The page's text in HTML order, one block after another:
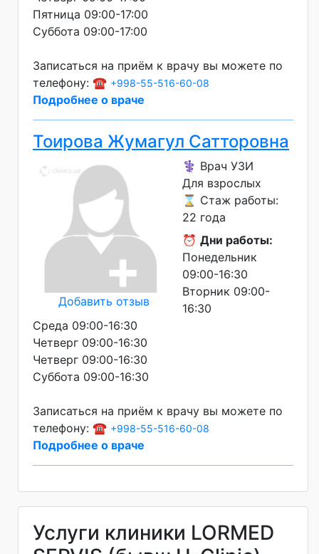
Пятница 09:00-17:00
Суббота 09:00-17:00
Записаться на приём к врачу вы можете по
телефону: ☎️ +998-55-516-60-08
Подробнее о враче
Тоирова Жумагул Сатторовна
Добавить отзыв
⚕️ Врач УЗИ
Для взрослых
⌛ Стаж работы:
22 года
⏰ Дни работы:
Понедельник
09:00-16:30
Вторник 09:00-
16:30
Среда 09:00-16:30
Четверг 09:00-16:30
Четверг 09:00-16:30
Суббота 09:00-16:30
Записаться на приём к врачу вы можете по
телефону: ☎️ +998-55-516-60-08
Подробнее о враче
Услуги клиники LORMED